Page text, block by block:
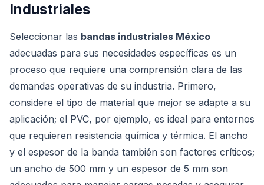
Industriales
Seleccionar las bandas industriales México
adecuadas para sus necesidades específicas es un
proceso que requiere una comprensión clara de las
demandas operativas de su industria. Primero,
considere el tipo de material que mejor se adapte a su
aplicación; el PVC, por ejemplo, es ideal para entornos
que requieren resistencia química y térmica. El ancho
y el espesor de la banda también son factores críticos;
un ancho de 500 mm y un espesor de 5 mm son